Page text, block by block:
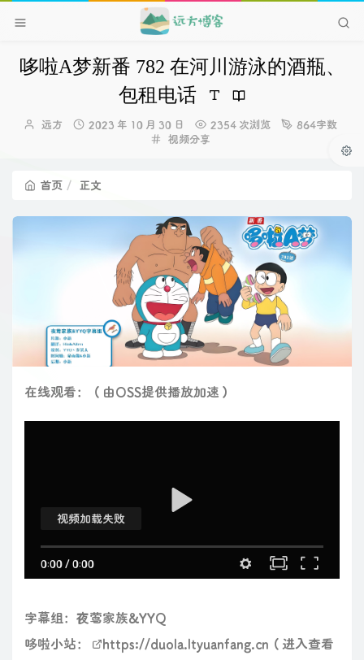
哆啦A梦新番 782 在河川游泳的酒瓶、
包租电话
博
远方
发
2023 年 10 月 30 日 2354 次浏览
864字数
分
视频分享
首页 正文
在线观看：（由OSS提供播放加速）
0:00 /0:00
视频加载失败
字幕组：夜莺家族&YYQ
哆啦小站：
https://duola.ltyuanfang.cn （进入查看